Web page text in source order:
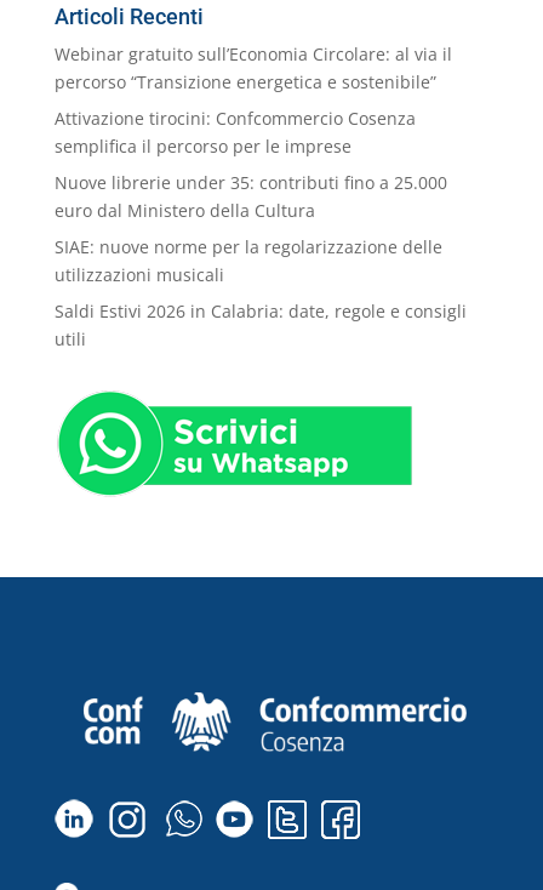
Articoli Recenti
Webinar gratuito sull’Economia Circolare: al via il
percorso “Transizione energetica e sostenibile”
Attivazione tirocini: Confcommercio Cosenza
semplifica il percorso per le imprese
Nuove librerie under 35: contributi fino a 25.000
euro dal Ministero della Cultura
SIAE: nuove norme per la regolarizzazione delle
utilizzazioni musicali
Saldi Estivi 2026 in Calabria: date, regole e consigli
utili